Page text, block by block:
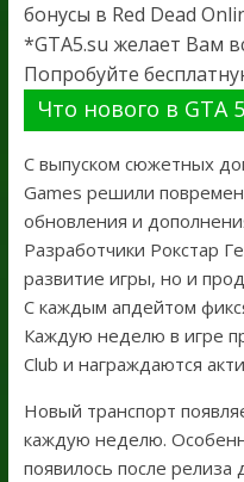
бонусы в Red Dead
*GTA5.su желает Вам
Попробуйте
Что нового в GTA
С выпуском сюжетных
Games решили
обновления и
Разработчики Рокстар
развитие игры, но и
С каждым апдейтом
Каждую неделю в игре
Club и награждаются
Новый транспорт
каждую неделю.
появилось после